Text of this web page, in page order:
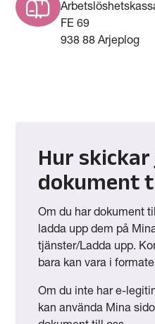
FE 69
938 88 Arjeplog
Hur
dokument
Om du har dokument
ladda upp dem på
tjänster/Ladda upp.
bara kan vara i
Om du inte har e-
kan använda Mina